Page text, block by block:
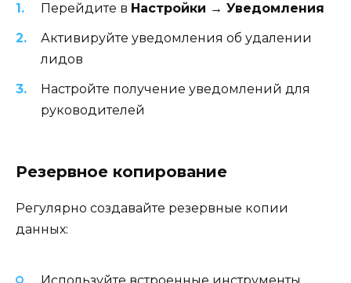
Перейдите в Настройки → Уведомления
Активируйте уведомления об удалении
лидов
Настройте получение уведомлений для
руководителей
Резервное копирование
Регулярно создавайте резервные копии
данных: